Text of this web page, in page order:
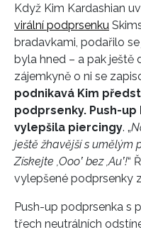
Když Kim Kardashian
virální podprsenku
bradavkami, podařilo
byla hned – a pak ještě
zájemkyně o ni se
podnikavá Kim
podprsenky. Push-
vylepšila piercingy. „
ještě žhavější s umělým
Získejte ,Oooʽ bez ,Auʽ!“
vylepšené podprsenky
Push-up podprsenka s
třech neutrálních